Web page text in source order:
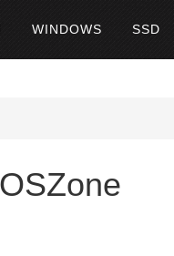
WINDOWS SSD